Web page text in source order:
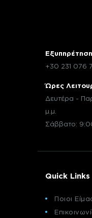
+30 231 076
Ώρες
Δευτέρα -
μ.μ.
Σάββατο:
Quick Links
Ποιοι